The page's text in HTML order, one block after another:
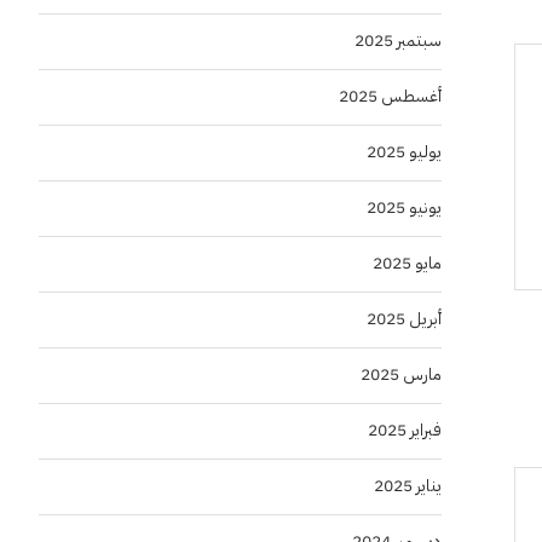
سبتمبر 2025
أغسطس 2025
يوليو 2025
يونيو 2025
مايو 2025
أبريل 2025
مارس 2025
فبراير 2025
يناير 2025